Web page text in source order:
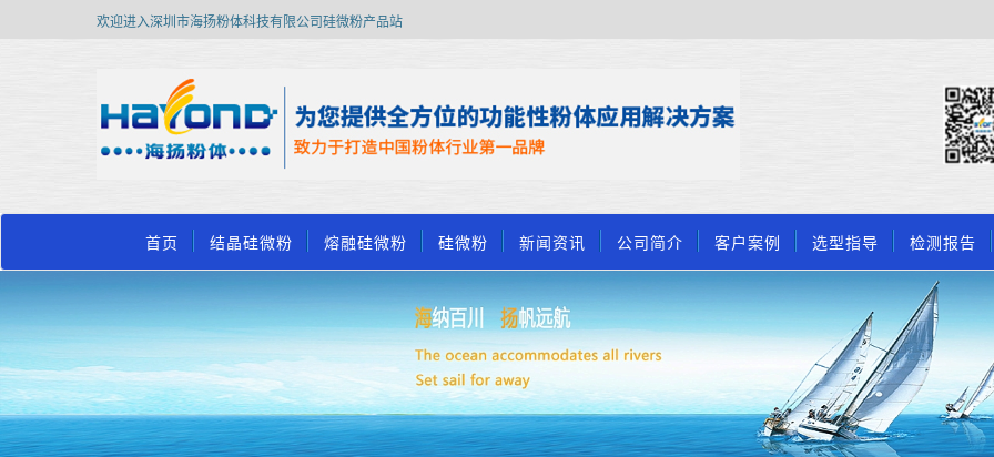
欢迎进入深圳市海扬粉体科技有限公司硅微粉产品站
首页 结晶硅微粉 熔融硅微粉 硅微粉 新闻资讯 公司简介 客户案例 选型指导 检测报告